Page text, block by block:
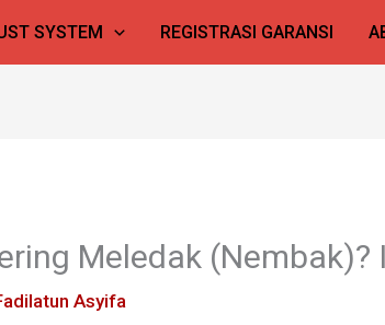
SYSTEM REGISTRASI GARANSI
Meledak (Nembak)?
Asyifa